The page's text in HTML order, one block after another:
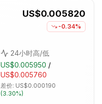
US$0.005820
-0.34%
24小时高/低
US$0.005950 /
US$0.005760
差价: US$0.000190
(3.30%)